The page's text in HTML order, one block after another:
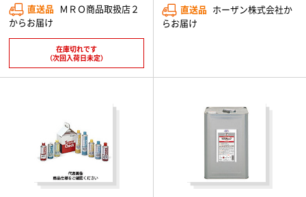
直送品 ＭＲＯ商品取扱店２
からお届け
在庫切れです
（次回入荷日未定）
直送品 ホーザン株式会社か
らお届け